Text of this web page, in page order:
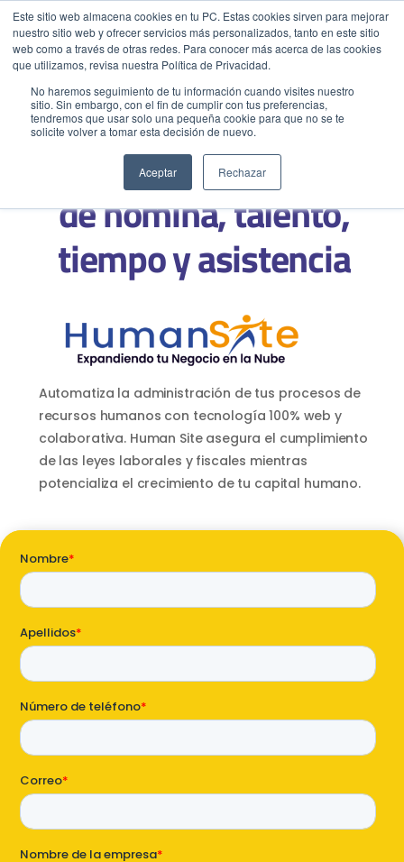
Este sitio web almacena cookies en tu PC. Estas cookies sirven para mejorar
nuestro sitio web y ofrecer servicios más personalizados, tanto en este sitio
web como a través de otras redes. Para conocer más acerca de las cookies
que utilizamos, revisa nuestra Política de Privacidad.
No haremos seguimiento de tu información cuando visites nuestro
sitio. Sin embargo, con el fin de cumplir con tus preferencias,
tendremos que usar solo una pequeña cookie para que no se te
solicite volver a tomar esta decisión de nuevo.
Aceptar Rechazar
Menu Llamar
EMPIEZA AQUÍ
Inicio
Casos de Éxito
Industrias
Cotiza SAP
Partner SAP en tu Ciudad
Partners Estratégicos
SOLUCIONES CLOUD
SAP Business One Cloud
SAP Cloud ERP
SAP Cloud ERP RISE
SAP Business Data Cloud
SAP Success Factors
SAP Business One
Addons para SAP Business One
Migración a S4HANA
SOPORTE
Soporte y Manntenimiento SAP
Business One
S4HANA Cloud
CONSULTORIA
Sistema para la gestión
de nómina, talento,
tiempo y asistencia
Automatiza la administración de tus procesos de
recursos humanos con tecnología 100% web y
colaborativa. Human Site asegura el cumplimiento
de las leyes laborales y fiscales mientras
potencializa el crecimiento de tu capital humano.